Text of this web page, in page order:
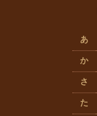
あ
か
さ
た